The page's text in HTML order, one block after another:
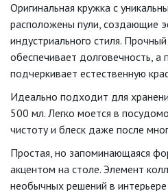
Оригинальная кружка с
расположены пули, создающие
индустриального стиля.
обеспечивает долговечность, а
подчеркивает естественную
Идеально подходит для
500 мл. Легко моется в
чистоту и блеск даже после
Простая, но запоминающаяся
акцентом на столе. Элемент
необычных решений в